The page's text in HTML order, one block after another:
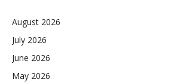
August 2026
July 2026
June 2026
May 2026